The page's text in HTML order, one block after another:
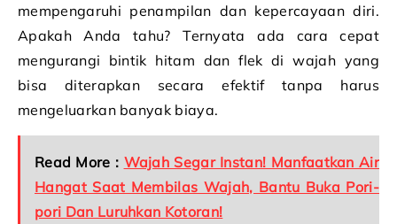
mempengaruhi penampilan dan kepercayaan diri.
Apakah Anda tahu? Ternyata ada cara cepat
mengurangi bintik hitam dan flek di wajah yang
bisa diterapkan secara efektif tanpa harus
mengeluarkan banyak biaya.
Read More : Wajah Segar Instan! Manfaatkan Air
Hangat Saat Membilas Wajah, Bantu Buka Pori-
pori Dan Luruhkan Kotoran!